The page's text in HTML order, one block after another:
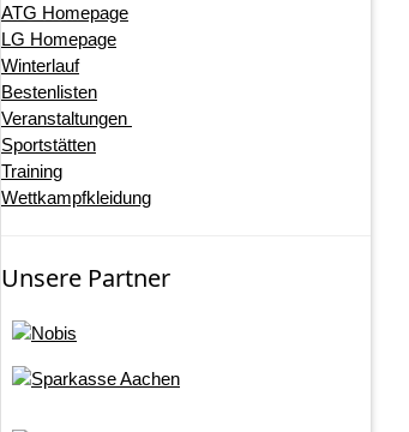
ATG Homepage
LG Homepage
Winterlauf
Bestenlisten
Veranstaltungen
Sportstätten
Training
Wettkampfkleidung
Unsere Partner